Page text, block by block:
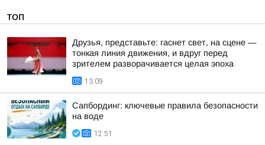
ТОП
Друзья, представьте: гаснет свет, на сцене —
тонкая линия движения, и вдруг перед
зрителем разворачивается целая эпоха
13:09
Сапбординг: ключевые правила безопасности
на воде
12:51